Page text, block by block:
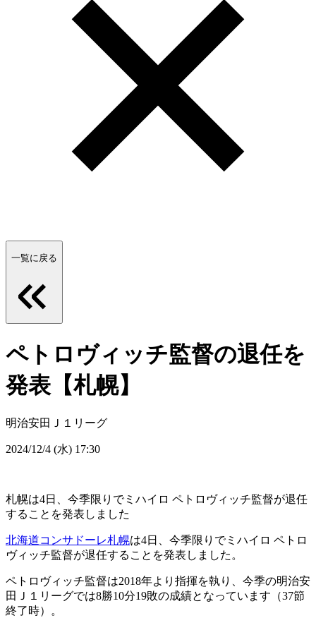
一覧に戻る
ペトロヴィッチ監督の退任を
発表【札幌】
明治安田Ｊ１リーグ
2024/12/4 (水) 17:30
札幌は4日、今季限りでミハイロ ペトロヴィッチ監督が退任
することを発表しました
北海道コンサドーレ札幌は4日、今季限りでミハイロ ペトロ
ヴィッチ監督が退任することを発表しました。
ペトロヴィッチ監督は2018年より指揮を執り、今季の明治安
田Ｊ１リーグでは8勝10分19敗の成績となっています（37節
終了時）。